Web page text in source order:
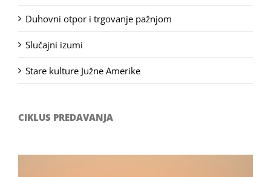
Duhovni otpor i trgovanje pažnjom
Slučajni izumi
Stare kulture Južne Amerike
CIKLUS PREDAVANJA